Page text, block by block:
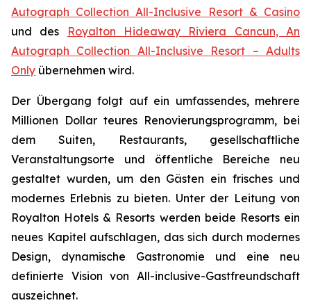
Autograph Collection All-Inclusive Resort & Casino
und des
Royalton Hideaway Riviera Cancun, An
Autograph Collection All-Inclusive Resort – Adults
Only übernehmen wird.
Der Übergang folgt auf ein umfassendes, mehrere
Millionen Dollar teures Renovierungsprogramm, bei
dem Suiten, Restaurants, gesellschaftliche
Veranstaltungsorte und öffentliche Bereiche neu
gestaltet wurden, um den Gästen ein frisches und
modernes Erlebnis zu bieten. Unter der Leitung von
Royalton Hotels & Resorts werden beide Resorts ein
neues Kapitel aufschlagen, das sich durch modernes
Design, dynamische Gastronomie und eine neu
definierte Vision von All-inclusive-Gastfreundschaft
auszeichnet.